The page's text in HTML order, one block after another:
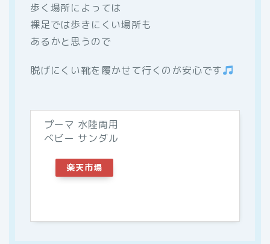
歩く場所によっては
裸足では歩きにくい場所も
あるかと思うので
脱げにくい靴を履かせて行くのが安心です
プーマ 水陸両用
ベビー サンダル
楽天市場